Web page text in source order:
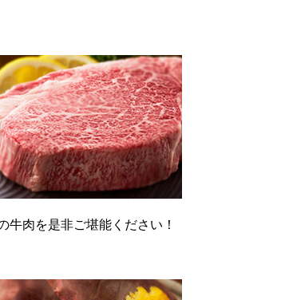
牛肉を是非ご堪能ください！